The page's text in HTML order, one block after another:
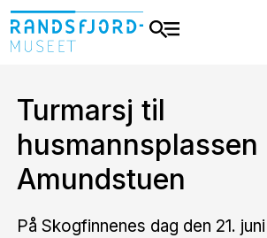
Turmarsj til
husmannsplassen
Amundstuen
På Skogfinnenes dag den 21.